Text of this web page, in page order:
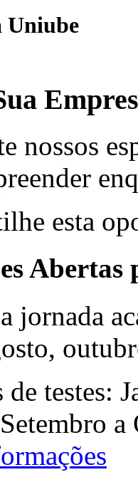
Uniube
nossos
esta
Abertas
jornada
de testes: